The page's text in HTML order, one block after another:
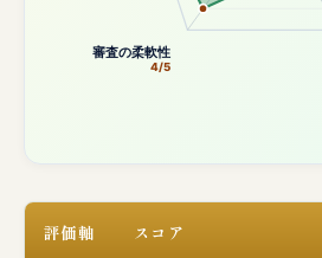
審査の柔軟性
4/5
評価軸 スコア